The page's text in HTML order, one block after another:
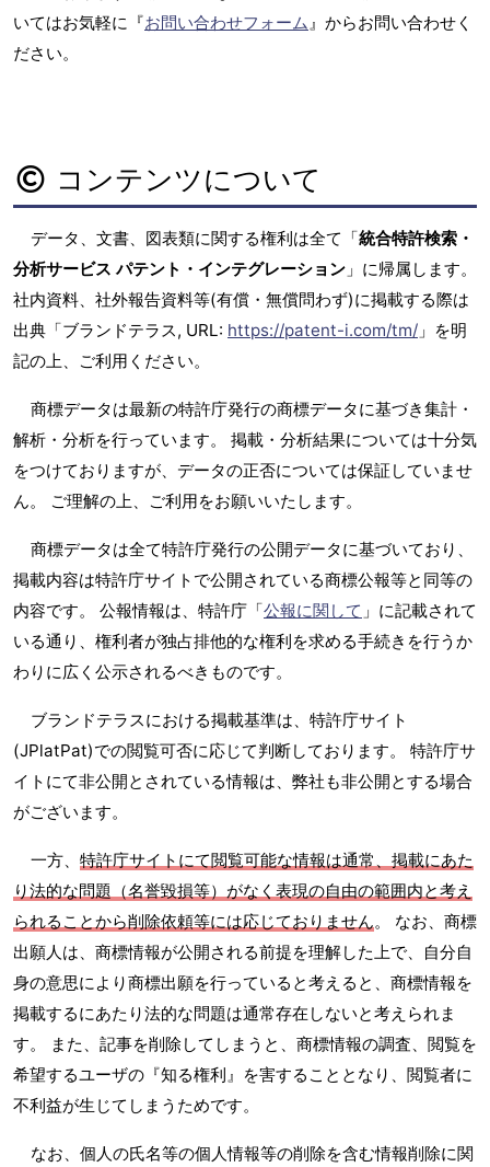
いてはお気軽に『お問い合わせフォーム 』からお問い合わせく
ださい。
コンテンツについて
データ、文書、図表類に関する権利は全て「統合特許検索・
分析サービス パテント・インテグレーション 」に帰属します。
社内資料、社外報告資料等(有償・無償問わず)に掲載する際は
出典「ブランドテラス, URL: https://patent-i.com/tm/ 」を明
記の上、ご利用ください。
商標データは最新の特許庁発行の商標データに基づき集計・
解析・分析を行っています。 掲載・分析結果については十分気
をつけておりますが、データの正否については保証していませ
ん。 ご理解の上、ご利用をお願いいたします。
商標データは全て特許庁発行の公開データに基づいており、
掲載内容は特許庁サイトで公開されている商標公報等と同等の
内容です。 公報情報は、特許庁「公報に関して 」に記載されて
いる通り、権利者が独占排他的な権利を求める手続きを行うか
わりに広く公示されるべきものです。
ブランドテラスにおける掲載基準は、特許庁サイト
(JPlatPat)での閲覧可否に応じて判断しております。 特許庁サ
イトにて非公開とされている情報は、弊社も非公開とする場合
がございます。
一方、 特許庁サイトにて閲覧可能な情報は通常、掲載にあた
り法的な問題（名誉毀損等）がなく表現の自由の範囲内と考え
られることから削除依頼等には応じておりません。 なお、商標
出願人は、商標情報が公開される前提を理解した上で、自分自
身の意思により商標出願を行っていると考えると、商標情報を
掲載するにあたり法的な問題は通常存在しないと考えられま
す。 また、記事を削除してしまうと、商標情報の調査、閲覧を
希望するユーザの『知る権利』を害することとなり、閲覧者に
不利益が生じてしまうためです。
なお、個人の氏名等の個人情報等の削除を含む情報削除に関